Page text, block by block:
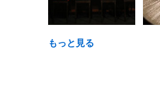
もっと見る